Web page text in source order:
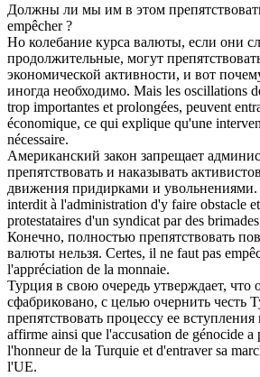
Должны ли мы им в этом
empêcher?
Но колебание курса валюты, если они
продолжительные, могут
экономической активности, и вот
иногда необходимо. Mais les oscillations
trop importantes et prolongées, peuvent
économique, ce qui explique qu'une
nécessaire.
Американский закон запрещает
препятствовать и наказывать
движения придирками и увольнениями.
interdit à l'administration d'y faire obstacle
protestataires d'un syndicat par des
Конечно, полностью препятствовать
валюты нельзя. Certes, il ne faut pas
l'appréciation de la monnaie.
Турция в свою очередь утверждает, что
сфабриковано, с целью очернить честь
препятствовать процессу ее
affirme ainsi que l'accusation de génocide a
l'honneur de la Turquie et d'entraversa
l'UE.